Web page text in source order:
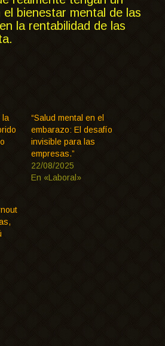
bienestar mental de las
la rentabilidad de las
la
“Salud mental en el
embarazo: El desafío
invisible para las
empresas.”
22/08/2025
En «Laboral»